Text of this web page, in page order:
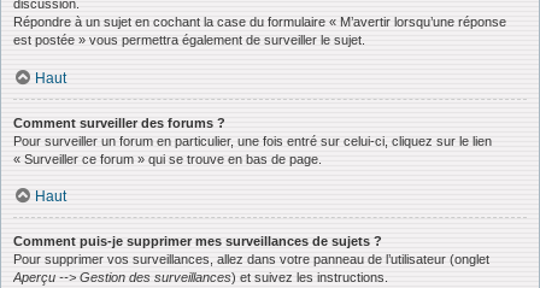
discussion.
Répondre à un sujet en cochant la case du formulaire « M’avertir lorsqu’une réponse
est postée » vous permettra également de surveiller le sujet.
Haut
Comment surveiller des forums ?
Pour surveiller un forum en particulier, une fois entré sur celui-ci, cliquez sur le lien
« Surveiller ce forum » qui se trouve en bas de page.
Haut
Comment puis-je supprimer mes surveillances de sujets ?
Pour supprimer vos surveillances, allez dans votre panneau de l’utilisateur (onglet
Aperçu --> Gestion des surveillances) et suivez les instructions.